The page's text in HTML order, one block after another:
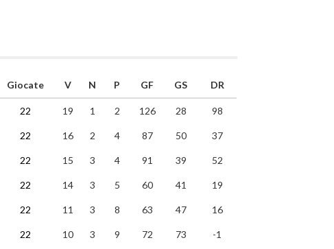
Giocate V N P GF GS DR
22 19 1 2 126 28 98
22 16 2 4 87 50 37
22 15 3 4 91 39 52
22 14 3 5 60 41 19
22 11 3 8 63 47 16
22 10 3 9 72 73 -1